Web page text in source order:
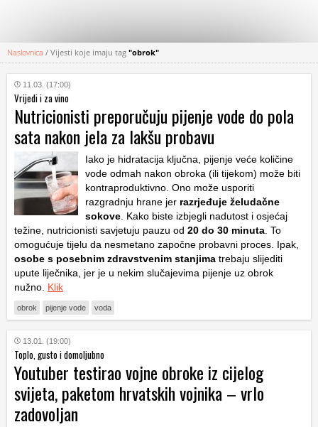
KATEGORIJE
HRVATSKI
WEB
Naslovnica / Vijesti koje imaju tag "obrok"
11.03. (17:00)
Vrijedi i za vino
Nutricionisti preporučuju pijenje vode do pola
sata nakon jela za lakšu probavu
Iako je hidratacija ključna, pijenje veće količine
vode odmah nakon obroka (ili tijekom) može biti
kontraproduktivno. Ono može usporiti
razgradnju hrane jer razrjeđuje želudačne
sokove . Kako biste izbjegli nadutost i osjećaj
težine, nutricionisti savjetuju pauzu od 20 do 30 minuta . To
omogućuje tijelu da nesmetano započne probavni proces. Ipak,
osobe s posebnim zdravstvenim stanjima trebaju slijediti
upute liječnika, jer je u nekim slučajevima pijenje uz obrok
nužno. Klik
obrok pijenje vode voda
13.01. (19:00)
Toplo, gusto i domoljubno
Youtuber testirao vojne obroke iz cijelog
svijeta, paketom hrvatskih vojnika – vrlo
zadovoljan